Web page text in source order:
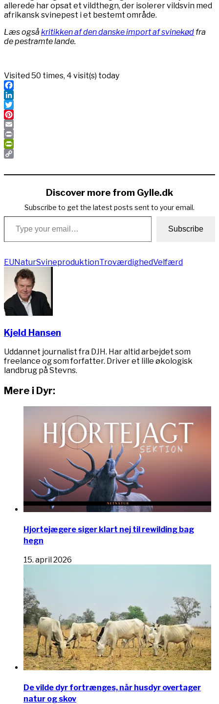
allerede har opsat et vildthegn, der isolerer vildsvin med
afrikansk svinepest i et bestemt område.
Læs også kritikken af den danske import af svinekød fra
de pestramte lande.
Visited 50 times, 4 visit(s) today
Facebook
LinkedIn
Twitter
Pinterest
Email
Print
PrintFriendly
Link
Discover more from Gylle.dk
Subscribe to get the latest posts sent to your email.
Type your email…
Subscribe
EUNaturSvineproduktionTroværdighedVelfærd
Kjeld Hansen
Uddannet journalist fra DJH. Har altid arbejdet som
freelance og som forfatter. Driver et lille økologisk
landbrug på Stevns.
Mere i Dyr:
Hjortejægere siger klart nej til rewilding bag
hegn
15. april 2026
De vilde dyr fortrænges, når husdyr overtager
natur og skov